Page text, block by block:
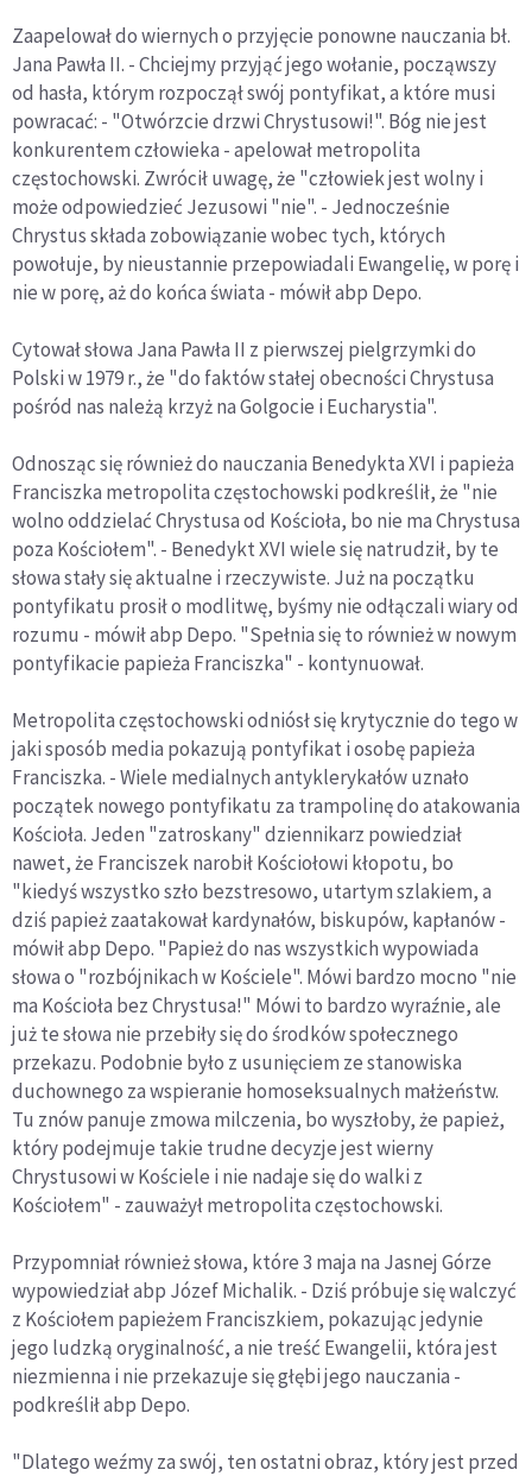
Zaapelował do wiernych o przyjęcie ponowne nauczania bł.
Jana Pawła II. - Chciejmy przyjąć jego wołanie, począwszy
od hasła, którym rozpoczął swój pontyfikat, a które musi
powracać: - "Otwórzcie drzwi Chrystusowi!". Bóg nie jest
konkurentem człowieka - apelował metropolita
częstochowski. Zwrócił uwagę, że "człowiek jest wolny i
może odpowiedzieć Jezusowi "nie". - Jednocześnie
Chrystus składa zobowiązanie wobec tych, których
powołuje, by nieustannie przepowiadali Ewangelię, w porę i
nie w porę, aż do końca świata - mówił abp Depo.
Cytował słowa Jana Pawła II z pierwszej pielgrzymki do
Polski w 1979 r., że "do faktów stałej obecności Chrystusa
pośród nas należą krzyż na Golgocie i Eucharystia".
Odnosząc się również do nauczania Benedykta XVI i papieża
Franciszka metropolita częstochowski podkreślił, że "nie
wolno oddzielać Chrystusa od Kościoła, bo nie ma Chrystusa
poza Kościołem". - Benedykt XVI wiele się natrudził, by te
słowa stały się aktualne i rzeczywiste. Już na początku
pontyfikatu prosił o modlitwę, byśmy nie odłączali wiary od
rozumu - mówił abp Depo. "Spełnia się to również w nowym
pontyfikacie papieża Franciszka" - kontynuował.
Metropolita częstochowski odniósł się krytycznie do tego w
jaki sposób media pokazują pontyfikat i osobę papieża
Franciszka. - Wiele medialnych antyklerykałów uznało
początek nowego pontyfikatu za trampolinę do atakowania
Kościoła. Jeden "zatroskany" dziennikarz powiedział
nawet, że Franciszek narobił Kościołowi kłopotu, bo
"kiedyś wszystko szło bezstresowo, utartym szlakiem, a
dziś papież zaatakował kardynałów, biskupów, kapłanów -
mówił abp Depo. "Papież do nas wszystkich wypowiada
słowa o "rozbójnikach w Kościele". Mówi bardzo mocno "nie
ma Kościoła bez Chrystusa!" Mówi to bardzo wyraźnie, ale
już te słowa nie przebiły się do środków społecznego
przekazu. Podobnie było z usunięciem ze stanowiska
duchownego za wspieranie homoseksualnych małżeństw.
Tu znów panuje zmowa milczenia, bo wyszłoby, że papież,
który podejmuje takie trudne decyzje jest wierny
Chrystusowi w Kościele i nie nadaje się do walki z
Kościołem" - zauważył metropolita częstochowski.
Przypomniał również słowa, które 3 maja na Jasnej Górze
wypowiedział abp Józef Michalik. - Dziś próbuje się walczyć
z Kościołem papieżem Franciszkiem, pokazując jedynie
jego ludzką oryginalność, a nie treść Ewangelii, która jest
niezmienna i nie przekazuje się głębi jego nauczania -
podkreślił abp Depo.
"Dlatego weźmy za swój, ten ostatni obraz, który jest przed